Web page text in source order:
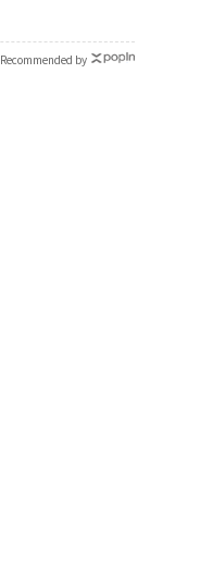
Recommended by